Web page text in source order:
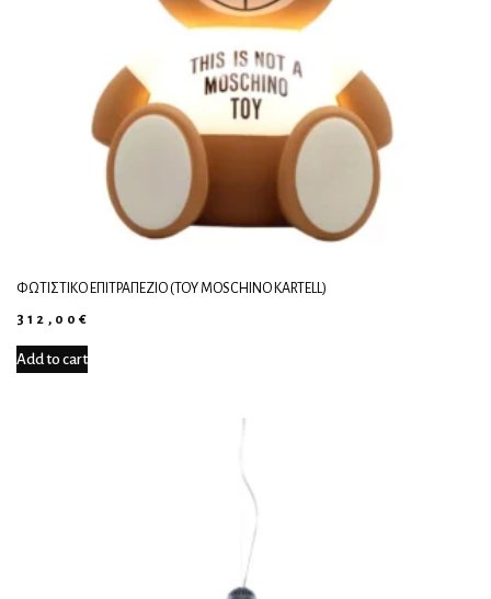
ΦΩΤΙΣΤΙΚΌ ΕΠΙΤΡΑΠΈΖΙΟ (TOY MOSCHINO KARTELL)
312,00€
Add to cart